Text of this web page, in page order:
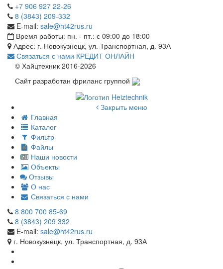
+7 906 927 22-26
8 (3843) 209-332
E-mail: sale@ht42rus.ru
Время работы: пн. - пт.: с 09:00 до 18:00
Адрес: г. Новокузнецк, ул. Транспортная, д. 93А
Связаться с нами КРЕДИТ ОНЛАЙН
© Хайцтехник 2016-2026
Сайт разработан фриланс группой
Закрыть меню
Главная
Каталог
Фильтр
Файлы
Наши новости
Объекты
Отзывы
О нас
Связаться с нами
8 800 700 85-69
8 (3843) 209 332
E-mail: sale@ht42rus.ru
г. Новокузнецк, ул. Транспортная, д. 93А